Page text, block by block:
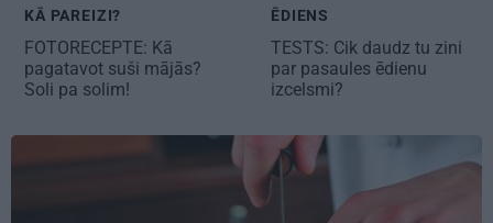
KĀ PAREIZI?
FOTORECEPTE: Kā
pagatavot suši mājās?
Soli pa solim!
ĒDIENS
TESTS: Cik daudz tu zini
par pasaules ēdienu
izcelsmi?